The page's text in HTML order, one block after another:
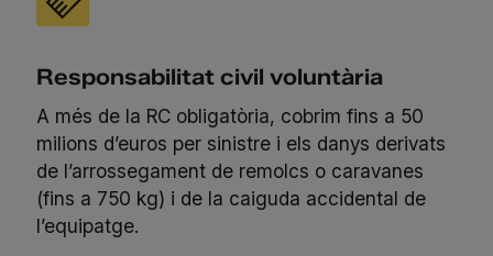
Responsabilitat civil voluntària
A més de la RC obligatòria, cobrim fins a 50
milions d’euros per sinistre i els danys derivats
de l’arrossegament de remolcs o caravanes
(fins a 750 kg) i de la caiguda accidental de
l’equipatge.